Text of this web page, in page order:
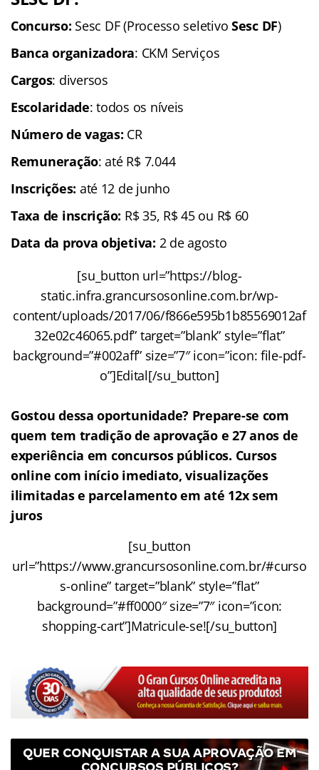
Concurso: Sesc DF (Processo seletivo Sesc DF)
Banca organizadora: CKM Serviços
Cargos: diversos
Escolaridade: todos os níveis
Número de vagas: CR
Remuneração: até R$ 7.044
Inscrições: até 12 de junho
Taxa de inscrição: R$ 35, R$ 45 ou R$ 60
Data da prova objetiva: 2 de agosto
[su_button url=”https://blog-
static.infra.grancursosonline.com.br/wp-
content/uploads/2017/06/f866e595b1b85569012af
32e02c46065.pdf” target=”blank” style=”flat”
background=”#002aff” size=”7″ icon=”icon: file-pdf-
o”]Edital[/su_button]
Gostou dessa oportunidade? Prepare-se com
quem tem tradição de aprovação e 27 anos de
experiência em concursos públicos. Cursos
online com início imediato, visualizações
ilimitadas e parcelamento em até 12x sem
juros
[su_button
url=”https://www.grancursosonline.com.br/#curso
s-online” target=”blank” style=”flat”
background=”#ff0000″ size=”7″ icon=”icon:
shopping-cart”]Matricule-se![/su_button]
QUER CONQUISTAR A SUA APROVAÇÃO EM